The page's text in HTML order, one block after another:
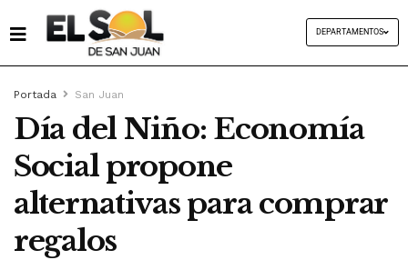
DEPARTAMENTOS
Portada San Juan
Día del Niño: Economía
Social propone
alternativas para comprar
regalos